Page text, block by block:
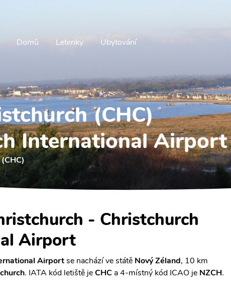
Domů Letenky Ubytování
(CHC)
International Airport
- Christchurch
Airport
Airportse nachází ve státě Nový Zéland, 10 km
. IATA kód letiště jeCHC a 4-místný kód ICAO je NZCH.